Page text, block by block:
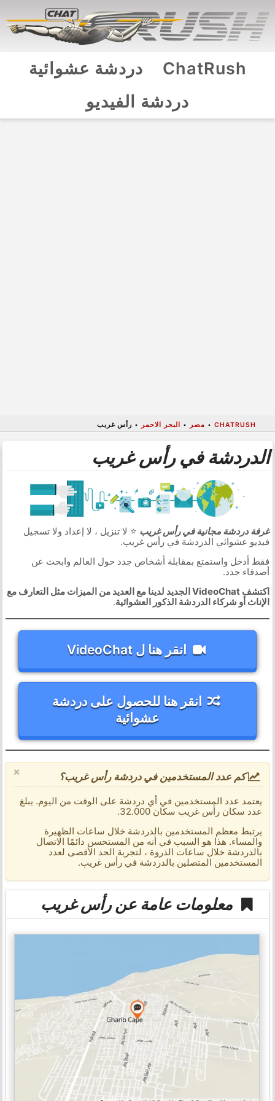
ChatRush
دردشة عشوائية
دردشة الفيديو
CHATRUSH
• مصر • البحر الاحمر • رأس غريب
الدردشة في رأس غريب
غرفة دردشة مجانية في رأس غريب ⭐ لا تنزيل ، لا إعداد ولا تسجيل
فيديو عشوائي الدردشة في رأس غريب.
فقط أدخل واستمتع بمقابلة أشخاص جدد حول العالم وابحث عن
أصدقاء جدد.
اكتشف VideoChat الجديد لدينا مع العديد من الميزات مثل التعارف مع
الإناث أو شركاء الدردشة الذكور العشوائية.
انقر هنا ل VideoChat
انقر هنا للحصول على دردشة
عشوائية
× كم عدد المستخدمين في دردشة رأس غريب؟
يعتمد عدد المستخدمين في أي دردشة على الوقت من اليوم. يبلغ
عدد سكان رأس غريب سكان 32.000.
يرتبط معظم المستخدمين بالدردشة خلال ساعات الظهيرة
والمساء. هذا هو السبب في أنه من المستحسن دائمًا الاتصال
بالدردشة خلال ساعات الذروة ، لتجربة الحد الأقصى لعدد
المستخدمين المتصلين بالدردشة في رأس غريب.
معلومات عامة عن رأس غريب